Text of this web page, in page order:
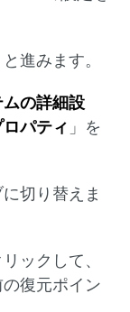
と進みます。
ムの詳細設
パティ 」を
に切り替えま
リックして、
復元ポイン